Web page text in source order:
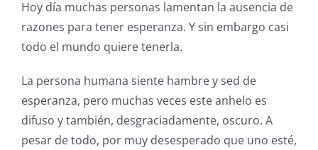
Hoy día muchas personas lamentan la ausencia de
razones para tener esperanza. Y sin embargo casi
todo el mundo quiere tenerla.
La persona humana siente hambre y sed de
esperanza, pero muchas veces este anhelo es
difuso y también, desgraciadamente, oscuro. A
pesar de todo, por muy desesperado que uno esté,